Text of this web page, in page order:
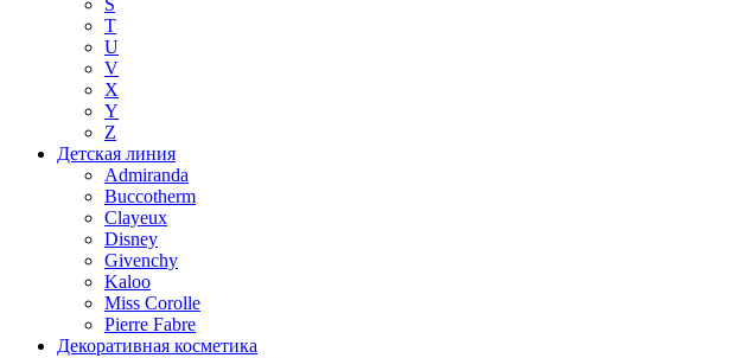
S
T
U
V
X
Y
Z
Детская линия
Admiranda
Buccotherm
Clayeux
Disney
Givenchy
Kaloo
Miss Corolle
Pierre Fabre
Декоративная косметика